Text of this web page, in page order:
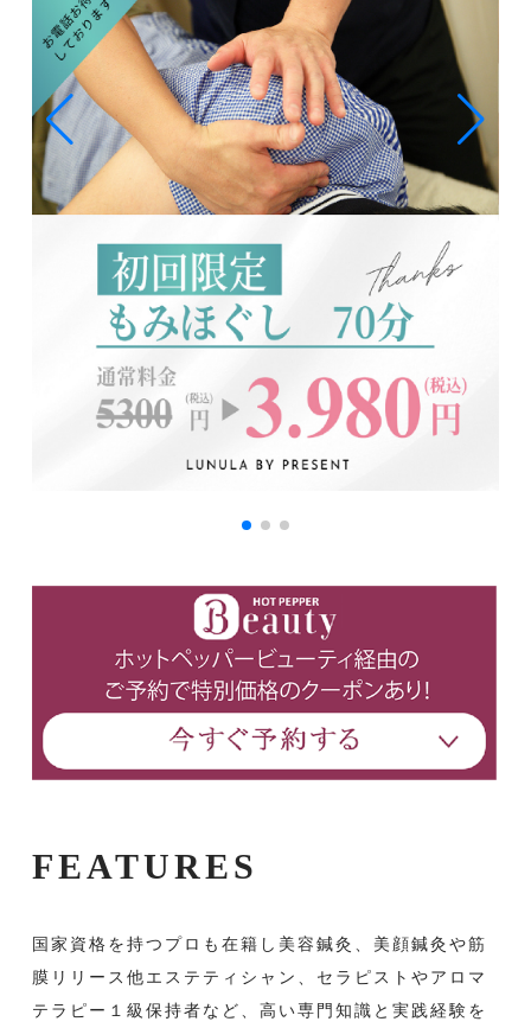
FEATURES
国家資格を持つプロも在籍し美容鍼灸、美顔鍼灸や筋
膜リリース他エステティシャン、セラピストやアロマ
テラピー１級保持者など、高い専門知識と実践経験を